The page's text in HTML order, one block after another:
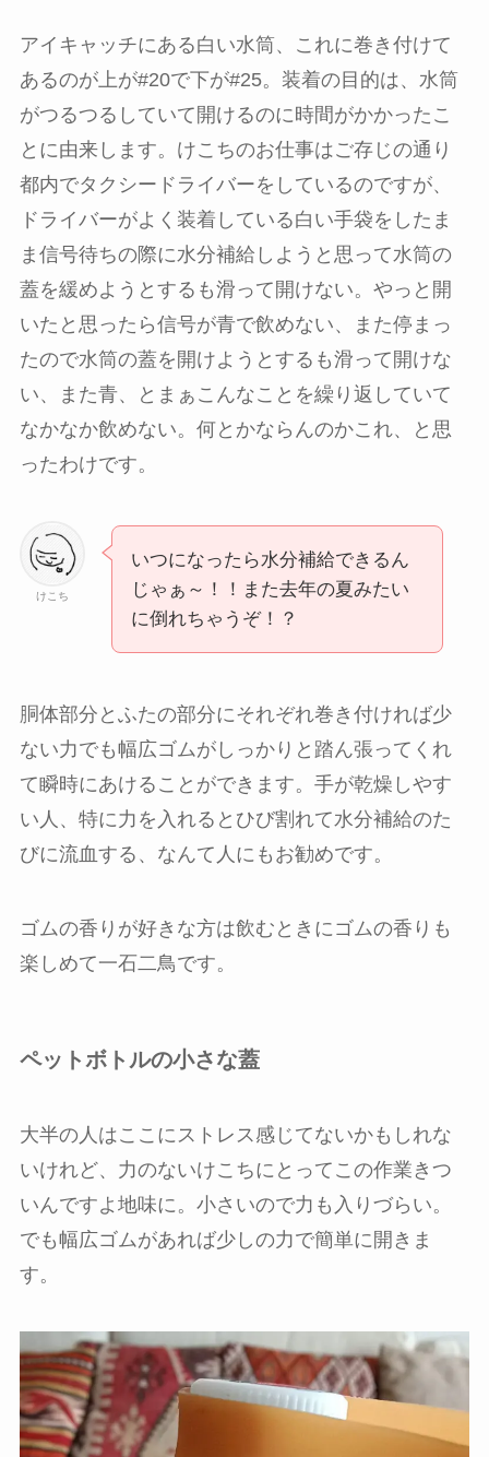
アイキャッチにある白い水筒、これに巻き付けて
あるのが上が#20で下が#25。装着の目的は、水筒
がつるつるしていて開けるのに時間がかかったこ
とに由来します。けこちのお仕事はご存じの通り
都内でタクシードライバーをしているのですが、
ドライバーがよく装着している白い手袋をしたま
ま信号待ちの際に水分補給しようと思って水筒の
蓋を緩めようとするも滑って開けない。やっと開
いたと思ったら信号が青で飲めない、また停まっ
たので水筒の蓋を開けようとするも滑って開けな
い、また青、とまぁこんなことを繰り返していて
なかなか飲めない。何とかならんのかこれ、と思
ったわけです。
けこち
いつになったら水分補給できるん
じゃぁ～！！また去年の夏みたい
に倒れちゃうぞ！？
胴体部分とふたの部分にそれぞれ巻き付ければ少
ない力でも幅広ゴムがしっかりと踏ん張ってくれ
て瞬時にあけることができます。手が乾燥しやす
い人、特に力を入れるとひび割れて水分補給のた
びに流血する、なんて人にもお勧めです。
ゴムの香りが好きな方は飲むときにゴムの香りも
楽しめて一石二鳥です。
ペットボトルの小さな蓋
大半の人はここにストレス感じてないかもしれな
いけれど、力のないけこちにとってこの作業きつ
いんですよ地味に。小さいので力も入りづらい。
でも幅広ゴムがあれば少しの力で簡単に開きま
す。